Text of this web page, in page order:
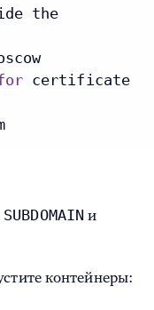
the
certificate
SUBDOMAIN и
контейнеры: